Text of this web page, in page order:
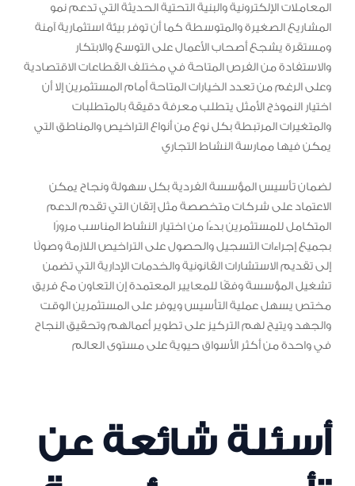
المعاملات الإلكترونية والبنية التحتية الحديثة التي تدعم نمو
المشاريع الصغيرة والمتوسطة كما أن توفر بيئة استثمارية آمنة
ومستقرة يشجع أصحاب الأعمال على التوسع والابتكار
والاستفادة من الفرص المتاحة في مختلف القطاعات الاقتصادية
وعلى الرغم من تعدد الخيارات المتاحة أمام المستثمرين إلا أن
اختيار النموذج الأمثل يتطلب معرفة دقيقة بالمتطلبات
والمتغيرات المرتبطة بكل نوع من أنواع التراخيص والمناطق التي
يمكن فيها ممارسة النشاط التجاري
لضمان تأسيس المؤسسة الفردية بكل سهولة ونجاح يمكن
الاعتماد على شركات متخصصة مثل إتقان التي تقدم الدعم
المتكامل للمستثمرين بدءًا من اختيار النشاط المناسب مرورًا
بجميع إجراءات التسجيل والحصول على التراخيص اللازمة وصولًا
إلى تقديم الاستشارات القانونية والخدمات الإدارية التي تضمن
تشغيل المؤسسة وفقًا للمعايير المعتمدة إن التعاون مع فريق
مختص يسهل عملية التأسيس ويوفر على المستثمرين الوقت
والجهد ويتيح لهم التركيز على تطوير أعمالهم وتحقيق النجاح
في واحدة من أكثر الأسواق حيوية على مستوى العالم
أسئلة شائعة عن